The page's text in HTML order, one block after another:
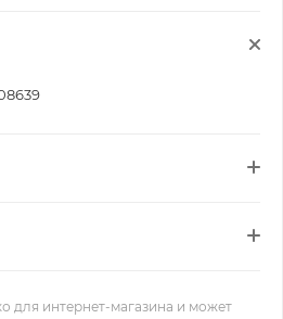
для интернет-магазина и может